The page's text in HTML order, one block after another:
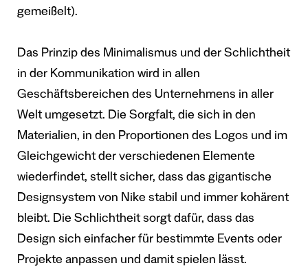
gemeißelt).
Das Prinzip des Minimalismus und der Schlichtheit
in der Kommunikation wird in allen
Geschäftsbereichen des Unternehmens in aller
Welt umgesetzt. Die Sorgfalt, die sich in den
Materialien, in den Proportionen des Logos und im
Gleichgewicht der verschiedenen Elemente
wiederfindet, stellt sicher, dass das gigantische
Designsystem von Nike stabil und immer kohärent
bleibt. Die Schlichtheit sorgt dafür, dass das
Design sich einfacher für bestimmte Events oder
Projekte anpassen und damit spielen lässt.